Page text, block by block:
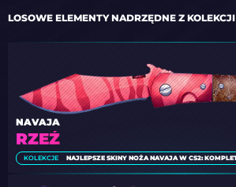
LOSOWE ELEMENTY NADRZĘDNE Z KOLEKCJI
RZEŹ
NAVAJA
KOLEKCJE